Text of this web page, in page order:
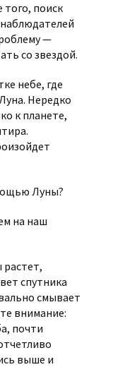
поиск
—
со звездой.
небе, где
Нередко
к планете,
Луны?
на наш
спутника
смывает
внимание:
почти
выше и